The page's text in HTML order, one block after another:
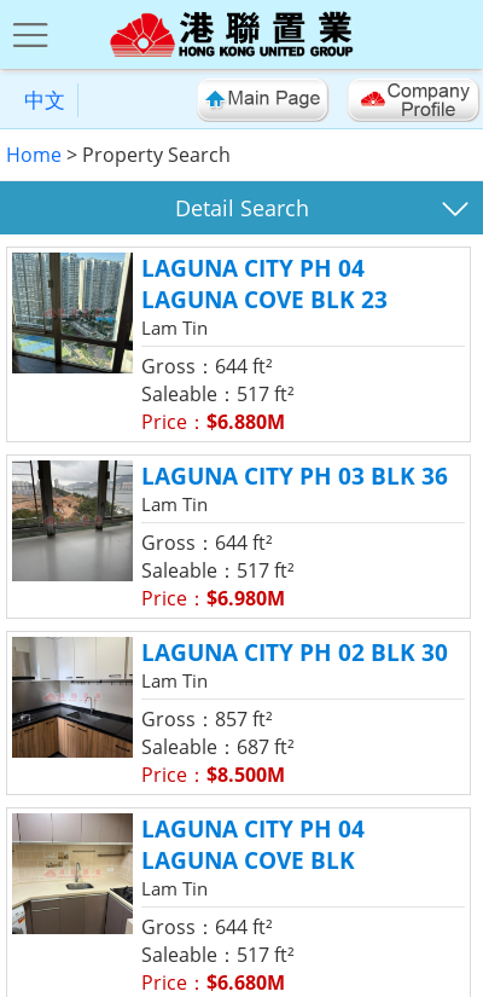
中文
Home> Property Search
Detail Search
LAGUNA CITY PH 04
LAGUNA COVE BLK 23
Lam Tin
Gross：644 ft²
Saleable：517 ft²
Price： $6.880M
LAGUNA CITY PH 03 BLK 36
Lam Tin
Gross：644 ft²
Saleable：517 ft²
Price： $6.980M
LAGUNA CITY PH 02 BLK 30
Lam Tin
Gross：857 ft²
Saleable：687 ft²
Price： $8.500M
LAGUNA CITY PH 04
LAGUNA COVE BLK
Lam Tin
Gross：644 ft²
Saleable：517 ft²
Price： $6.680M